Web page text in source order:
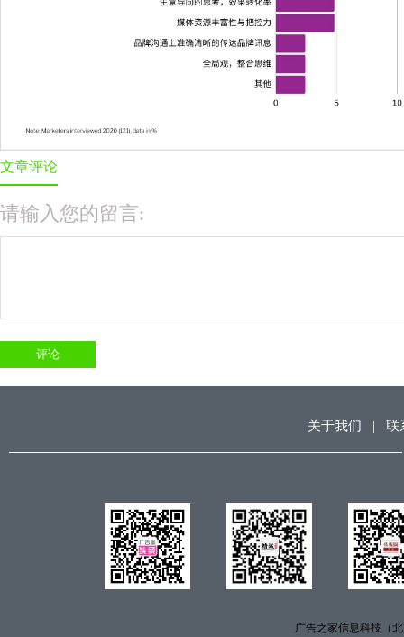
文章评论
请输入您的留言:
关于我们 | 联
广告之家信息科技（